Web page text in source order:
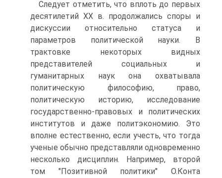
Следует отметить, что вплоть до первых
десятилетий XX в. продолжались споры и
дискуссии относительно статуса и
параметров политической науки. В
трактовке некоторых видных
представителей социальных и
гуманитарных наук она охватывала
политическую философию, право,
политическую историю, исследование
государственно-правовых и политических
институтов и даже политэкономию. Это
вполне естественно, если учесть, что тогда
ученые обычно представляли одновременно
несколько дисциплин. Например, второй
том "Позитивной политики" О.Конта